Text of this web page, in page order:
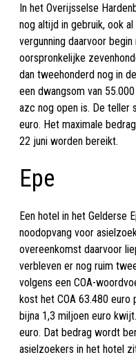
In het Overijsselse
nog altijd in gebruik, ook
vergunning daarvoor
oorspronkelijke
dan tweehonderd nog in
een dwangsom van
azc nog open is. De teller
euro. Het maximale
22 juni worden bereikt.
Epe
Een hotel in het Gelderse
noodopvang voor
overeenkomst daarvoor
verbleven er nog ruim
volgens een COA-
kost het COA 63.480 euro
bijna 1,3 miljoen euro
euro. Dat bedrag wordt
asielzoekers in het hotel